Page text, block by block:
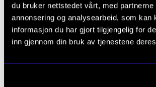
du bruker nettstedet vårt, med
annonsering og analysearbeid, som kan
informasjon du har gjort tilgjengelig for
inn gjennom din bruk av tjenestene
Studenten meldes automatisk
vurdering i emnet, i henhold til
fastsatt i utdanningsplanen.